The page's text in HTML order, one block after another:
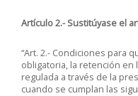
Artículo 2.- Sustitúyase el
“Art. 2.- Condiciones para
obligatoria, la retención
regulada a través de la
cuando se cumplan las